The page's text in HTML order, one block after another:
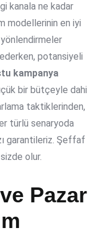
kanala ne kadar
modellerinin en iyi
yönlendirmeler
potansiyeli
kampanya
bir bütçeyle dahi
taktiklerinden,
türlü senaryoda
garantileriz. Şeffaf
olur.
Pazar